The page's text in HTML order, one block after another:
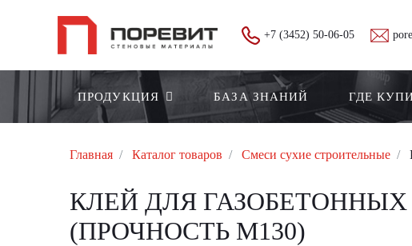
+7 (3452) 50-06-05
ПРОДУКЦИЯ БАЗА ЗНАНИЙ ГДЕ
Главная Каталог товаров Смеси сухие строительные
КЛЕЙ ДЛЯ
(ПРОЧНОСТЬ М130)